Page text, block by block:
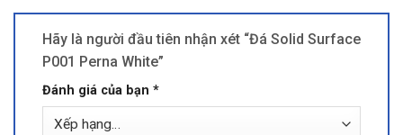
Hãy là người đầu tiên nhận xét “Đá Solid Surface
P001 Perna White”
Đánh giá của bạn *